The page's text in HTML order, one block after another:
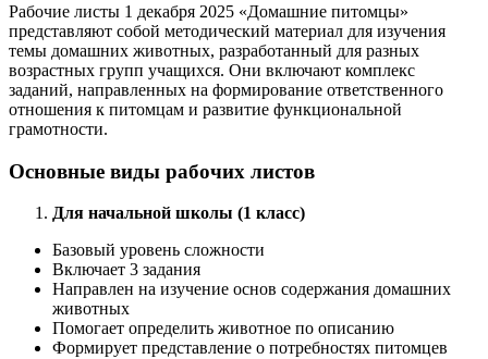
Рабочие листы 1 декабря 2025 «Домашние питомцы»
представляют собой методический материал для изучения
темы домашних животных, разработанный для разных
возрастных групп учащихся. Они включают комплекс
заданий, направленных на формирование ответственного
отношения к питомцам и развитие функциональной
грамотности.
Основные виды рабочих листов
Для начальной школы (1 класс)
Базовый уровень сложности
Включает 3 задания
Направлен на изучение основ содержания домашних
животных
Помогает определить животное по описанию
Формирует представление о потребностях питомцев